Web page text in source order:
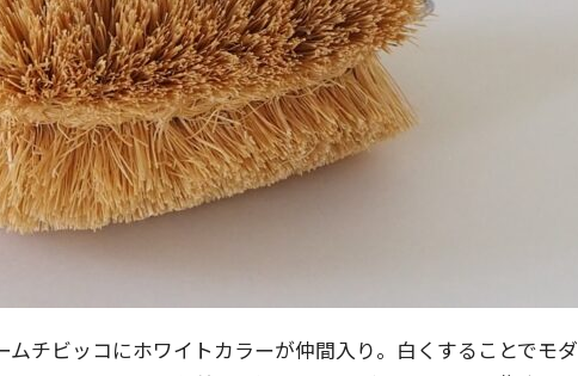
ムチビッコにホワイトカラーが仲間入り。白くすることでモダ